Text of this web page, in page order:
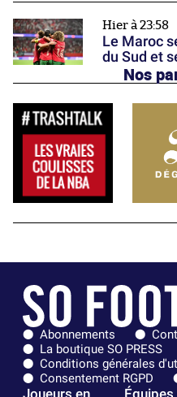
Hier à 23:58
Le Maroc
du Sud et
Nos
Abonnements
La boutique SO PRESS
Conditions générales
Consentement RGPD
Joueurs en
Équipes